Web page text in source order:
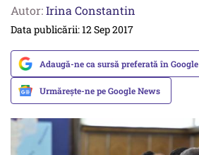
Autor:Irina Constantin
Data publicării: 12 Sep 2017
Adaugă-ne ca sursă preferată în Google
Urmărește-ne pe Google News